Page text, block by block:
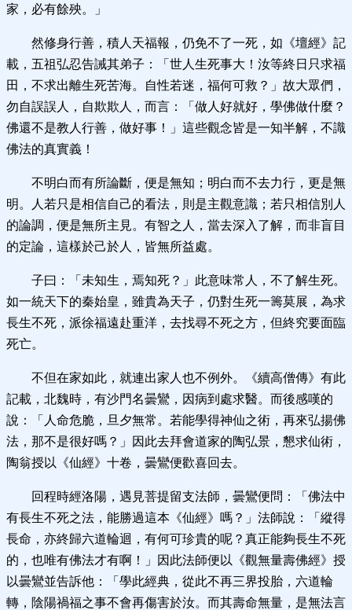
家，必有餘殃。」
然修身行善，積人天福報，仍免不了一死，如《壇經》記
載，五祖弘忍告誡其弟子：「世人生死事大！汝等終日只求福
田，不求出離生死苦海。自性若迷，福何可救？」故大眾們，
勿自誤誤人，自欺欺人，而言：「做人好就好，學佛做什麼？
佛還不是教人行善，做好事！」這些觀念皆是一知半解，不識
佛法的真實義！
不明白而有所論斷，便是無知；明白而不去力行，更是無
明。人若只是相信自己的看法，則是主觀意識；若只相信別人
的論調，便是無所主見。有智之人，當去深入了解，而非盲目
的定論，這樣於己於人，皆無所益處。
子曰：「未知生，焉知死？」此意味常人，不了解生死。
如一統天下的秦始皇，雖貴為天子，仍對生死一籌莫展，為求
長生不死，派徐福遠赴重洋，去找尋不死之方，但終究要面臨
死亡。
不但在家如此，就連出家人也不例外。《續高僧傳》有此
記載，北魏時，有沙門名曇鸞，因病到處求醫。而後感嘆的
說：「人命危脆，旦夕無常。若能學得神仙之術，再來弘揚佛
法，那不是很好嗎？」因此去拜會道家的陶弘景，懇求仙術，
陶翁授以《仙經》十卷，曇鸞便歡喜回去。
回程時經洛陽，遇見菩提留支法師，曇鸞便問：「佛法中
有長生不死之法，能勝過這本《仙經》嗎？」法師說：「縱得
長命，亦終歸六道輪迴，有何可珍貴的呢？真正能夠長生不死
的，也唯有佛法才有啊！」因此法師便以《觀無量壽佛經》授
以曇鸞並告訴他：「學此經典，從此不再三界投胎，六道輪
轉，陰陽禍福之事不會再傷害於汝。而其壽命無量，是無法言